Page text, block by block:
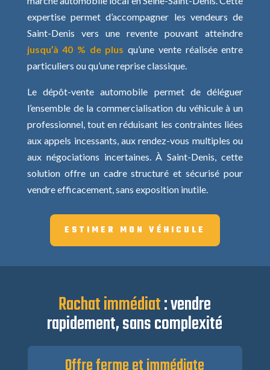
expertise permet d’accompagner les vendeurs de
Saint-Denis vers une revente pouvant atteindre
jusqu’à 40 % de plus qu’une vente réalisée entre
particuliers ou qu’une reprise classique.
Le dépôt-vente automobile permet de déléguer
l’ensemble de la commercialisation du véhicule à un
professionnel, tout en réduisant les contraintes liées
aux appels incessants, aux rendez-vous multiples ou
aux négociations incertaines. À Saint-Denis, cette
solution offre un cadre structuré et sécurisé pour
vendre efficacement, sans exposition inutile.
ESTIMER MON VÉHICULE
Rachat immédiat: vendre
rapidement, sans complexité